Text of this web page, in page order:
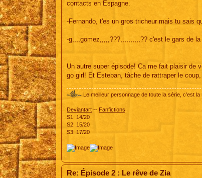
contacts en Espagne.
-Fernando, t'es un gros tricheur mais tu sais
-g,,,,gomez,,,,,???,,,,,,,,,,?? c'est le gars de
Un autre super épisode! Ca me fait plaisir de
go girl! Et Esteban, tâche de rattraper le coup,
Le meilleur personnage de toute la série, c'est la
Deviantart -- Fanfictions
S1: 14/20
S2: 15/20
S3: 17/20
Re: Épisode 2 : Le rêve de Zia